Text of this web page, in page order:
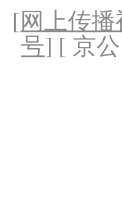
[网上传
号] [ 京